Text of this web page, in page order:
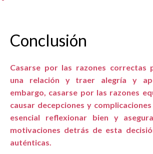
Conclusión
Casarse por las razones correctas
una relación y traer alegría y
embargo, casarse por las razones
causar decepciones y
esencial reflexionar bien y
motivaciones detrás de esta
auténticas.